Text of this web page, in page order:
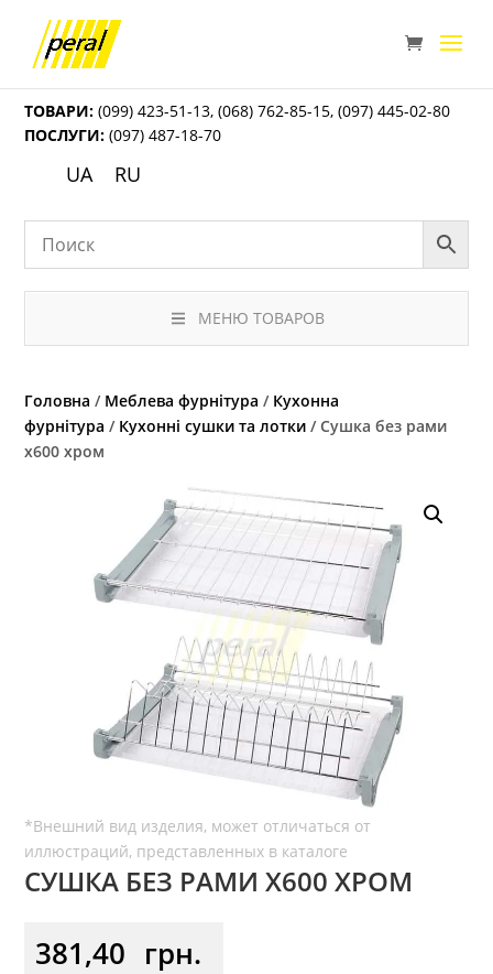
ТОВАРИ: (099) 423-51-13,(068) 762-85-15,(097) 445-02-80
ПОСЛУГИ: (097) 487-18-70
UA RU
МЕНЮ ТОВАРОВ
Головна / Меблева фурнітура / Кухонна
фурнітура / Кухонні сушки та лотки / Сушка без рами
х600 хром
СУШКА БЕЗ РАМИ Х600 ХРОМ
381,40 грн.